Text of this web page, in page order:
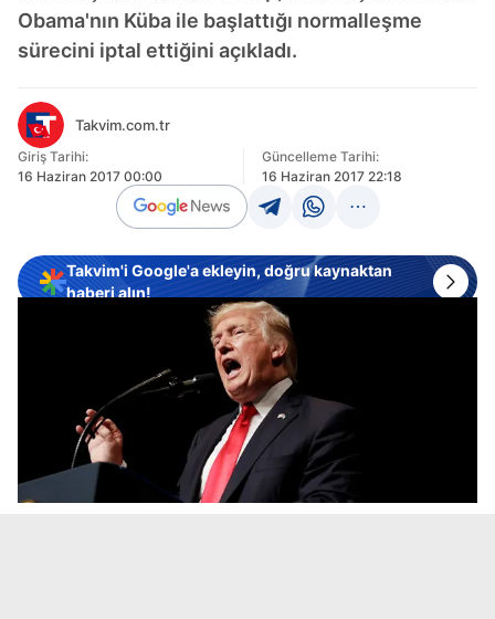
Obama'nın Küba ile başlattığı normalleşme
sürecini iptal ettiğini açıkladı.
Takvim.com.tr
Giriş Tarihi:
16 Haziran 2017 00:00
Güncelleme Tarihi:
16 Haziran 2017 22:18
Takvim'i Google'a ekleyin, doğru kaynaktan
haberi alın!